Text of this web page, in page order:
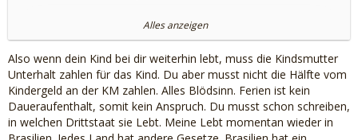
Unsere Kleine lebt dann weiter hier in DE, ausschließlich bei
mir und während der Ferien lebt sie im Nicht-EU Ausland.
Ich hätte dann Anspruch auf Unterhalt von der KM und
müsste ihr im Gegenzug vielleicht das hälftige Kindergeld
auszahlen?
Alles anzeigen
Also wenn dein Kind bei dir weiterhin lebt, muss die Kindsmutter
Unterhalt zahlen für das Kind. Du aber musst nicht die Hälfte vom
Kindergeld an der KM zahlen. Alles Blödsinn. Ferien ist kein
Daueraufenthalt, somit kein Anspruch. Du musst schon schreiben,
in welchen Drittstaat sie Lebt. Meine Lebt momentan wieder in